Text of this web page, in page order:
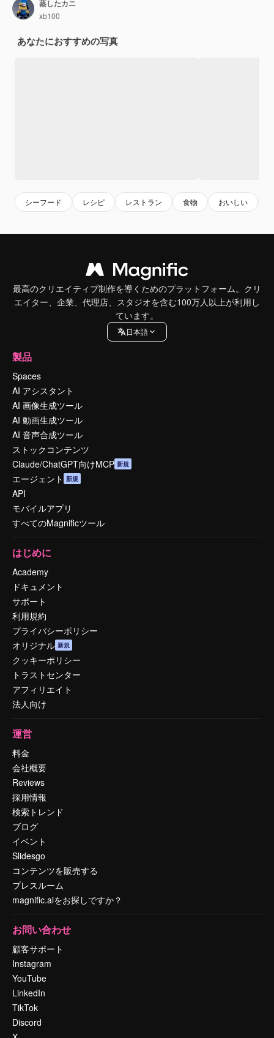
蒸したカニ
xb100
あなたにおすすめの写真
シーフード レシピ レストラン 食物 おいしい
最高のクリエイティブ制作を導くためのプラットフォーム。クリ
エイター、企業、代理店、スタジオを含む100万人以上が利用し
ています。
日本語
製品
Spaces
AI アシスタント
AI 画像生成ツール
AI 動画生成ツール
AI 音声合成ツール
ストックコンテンツ
Claude/ChatGPT向けMCP 新規
エージェント 新規
API
モバイルアプリ
すべてのMagnificツール
はじめに
Academy
ドキュメント
サポート
利用規約
プライバシーポリシー
オリジナル 新規
クッキーポリシー
トラストセンター
アフィリエイト
法人向け
運営
料金
会社概要
Reviews
採用情報
検索トレンド
ブログ
イベント
Slidesgo
コンテンツを販売する
プレスルーム
magnific.aiをお探しですか？
お問い合わせ
顧客サポート
Instagram
YouTube
LinkedIn
TikTok
Discord